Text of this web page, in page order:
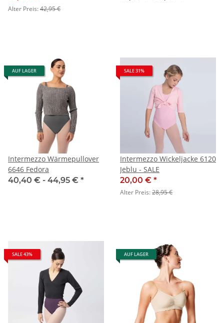
Alter Preis:42,95 €
AUF LAGER
Intermezzo Wärmepullover
6646 Fedora
40,40 € - 44,95 € *
SALE 31%
Intermezzo Wickeljacke 6120
Jeblu - SALE
20,00 € *
Alter Preis:28,95 €
SALE 43% AUF LAGER